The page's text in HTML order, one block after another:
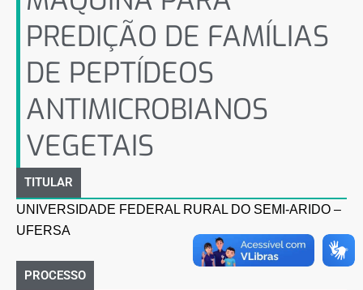
PREDIÇÃO DE FAMÍLIAS
DE PEPTÍDEOS
ANTIMICROBIANOS
VEGETAIS
TITULAR
UNIVERSIDADE FEDERAL RURAL DO SEMI-ARIDO –
UFERSA
PROCESSO